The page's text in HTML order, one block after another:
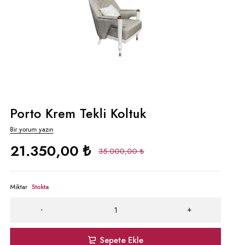
Porto Krem Tekli Koltuk
Bir yorum yazın
35.000,00₺
21.350,00 ₺
Miktar Stokta
Sepete Ekle